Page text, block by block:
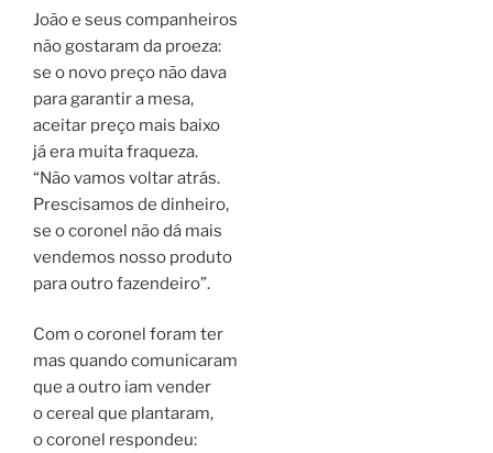
João e seus companheiros
não gostaram da proeza:
se o novo preço não dava
para garantir a mesa,
aceitar preço mais baixo
já era muita fraqueza.
“Não vamos voltar atrás.
Prescisamos de dinheiro,
se o coronel não dá mais
vendemos nosso produto
para outro fazendeiro”.
Com o coronel foram ter
mas quando comunicaram
que a outro iam vender
o cereal que plantaram,
o coronel respondeu: